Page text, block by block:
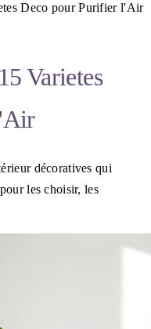
Deco pour Purifier l'Air
Varietes
décoratives qui
les choisir, les